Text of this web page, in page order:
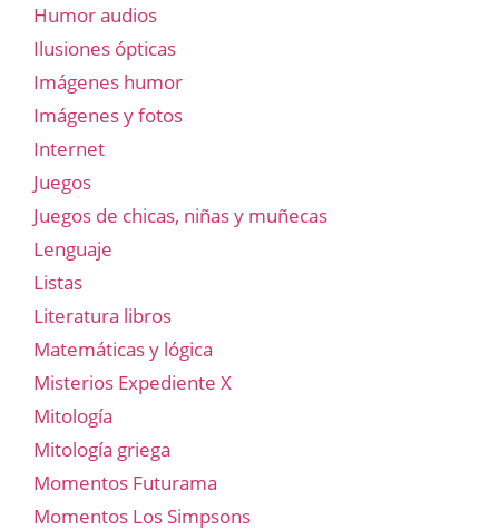
Humor audios
Ilusiones ópticas
Imágenes humor
Imágenes y fotos
Internet
Juegos
Juegos de chicas, niñas y muñecas
Lenguaje
Listas
Literatura libros
Matemáticas y lógica
Misterios Expediente X
Mitología
Mitología griega
Momentos Futurama
Momentos Los Simpsons